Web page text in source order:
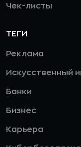
Чек-листы
ТЕГИ
Реклама
Искусственный
Банки
Бизнес
Карьера